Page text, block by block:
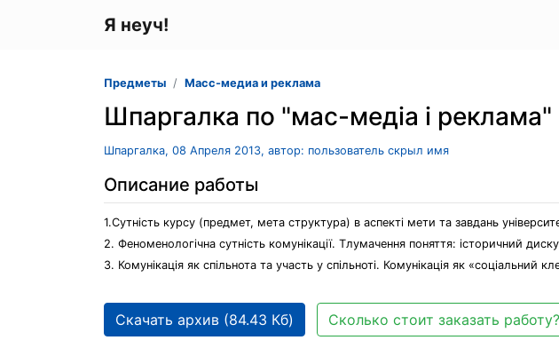
Я неуч!
Предметы Масс-медиа и реклама
Шпаргалка по "мас-медіа і реклама"
Шпаргалка, 08 Апреля 2013, автор: пользователь скрыл имя
Описание работы
1.Сутність курсу (предмет, мета структура) в аспекті мети та завдань
2. Феноменологічна сутність комунікації. Тлумачення поняття: історичний
3. Комунікація як спільнота та участь у спільноті. Комунікація як «соціальний
Скачать архив (84.43 Кб) Сколько стоит заказать работу?